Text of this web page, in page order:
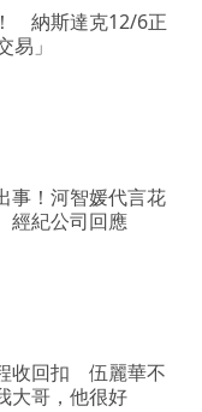
納斯達克12/6正
易」
事！河智媛代言花
紀公司回應
收回扣 伍麗華不
大哥，他很好